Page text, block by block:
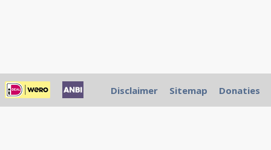
Disclaimer Sitemap Donaties